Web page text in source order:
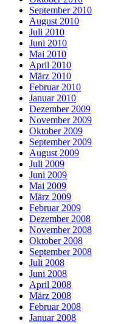
September 2010
August 2010
Juli 2010
Juni 2010
Mai 2010
April 2010
März 2010
Februar 2010
Januar 2010
Dezember 2009
November 2009
Oktober 2009
September 2009
August 2009
Juli 2009
Juni 2009
Mai 2009
März 2009
Februar 2009
Dezember 2008
November 2008
Oktober 2008
September 2008
Juli 2008
Juni 2008
April 2008
März 2008
Februar 2008
Januar 2008